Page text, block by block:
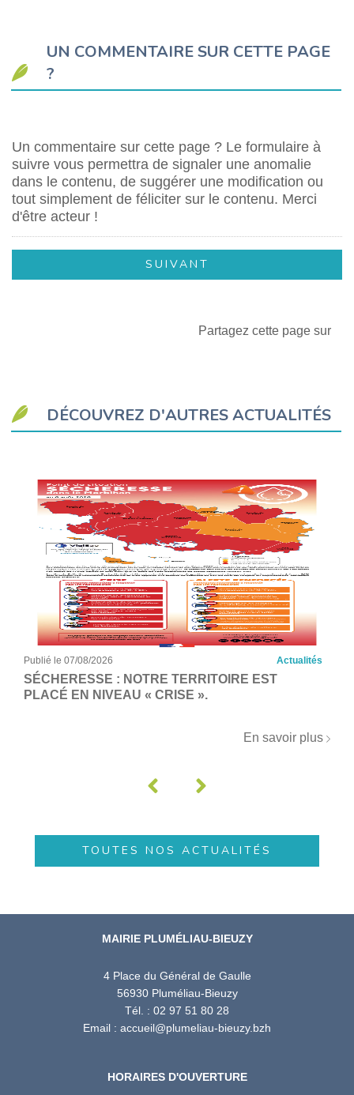
UN COMMENTAIRE SUR CETTE PAGE
?
Un commentaire sur cette page ? Le formulaire à
suivre vous permettra de signaler une anomalie
dans le contenu, de suggérer une modification ou
tout simplement de féliciter sur le contenu. Merci
d'être acteur !
Partagez cette page sur
DÉCOUVREZ D'AUTRES ACTUALITÉS
Publié le 07/08/2026 Actualités
SÉCHERESSE : NOTRE TERRITOIRE EST
PLACÉ EN NIVEAU « CRISE ».
En savoir plus
TOUTES NOS ACTUALITÉS
MAIRIE PLUMÉLIAU-BIEUZY
4 Place du Général de Gaulle
56930 Pluméliau-Bieuzy
Tél. : 02 97 51 80 28
Email : accueil@plumeliau-bieuzy.bzh
HORAIRES D'OUVERTURE